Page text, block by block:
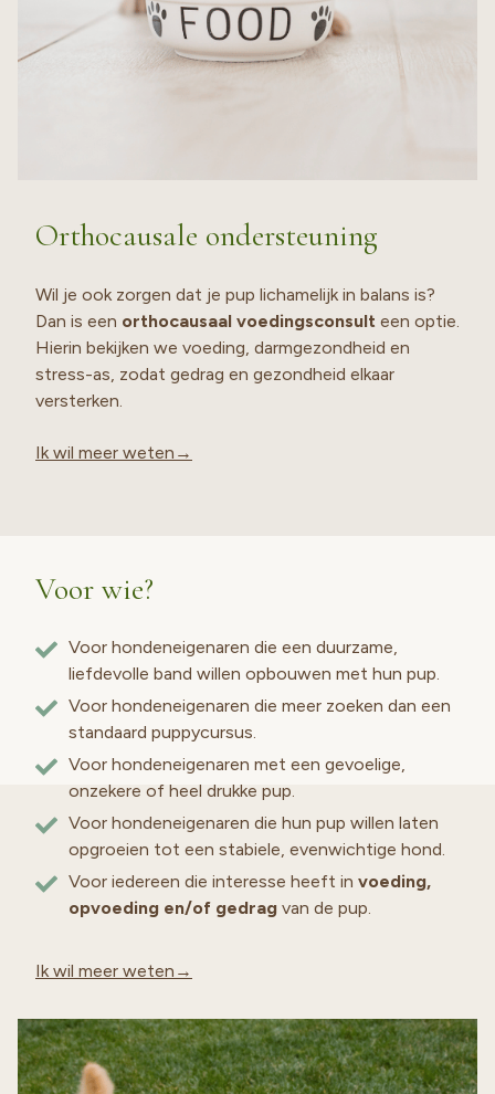
Orthocausale ondersteuning
Wil je ook zorgen dat je pup lichamelijk in balans is?
Dan is een orthocausaal voedingsconsult een optie.
Hierin bekijken we voeding, darmgezondheid en
stress-as, zodat gedrag en gezondheid elkaar
versterken.
Ik wil meer weten→
Voor wie?
Voor hondeneigenaren die een duurzame,
liefdevolle band willen opbouwen met hun pup.
Voor hondeneigenaren die meer zoeken dan een
standaard puppycursus.
Voor hondeneigenaren met een gevoelige,
onzekere of heel drukke pup.
Voor hondeneigenaren die hun pup willen laten
opgroeien tot een stabiele, evenwichtige hond.
Voor iedereen die interesse heeft in voeding,
opvoeding en/of gedrag van de pup.
Ik wil meer weten→